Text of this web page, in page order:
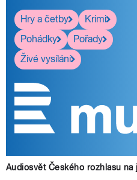
Hry a četby
Krimi
Pohádky
Pořady
Živé vysílání
Audiosvět Českého rozhlasu na